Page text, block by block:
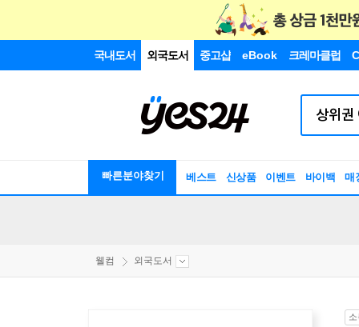
국내도서 외국도서 중고샵 eBook 크레마클럽
빠른분야찾기 베스트 신상품 이벤트 바이백 매
웰컴 외국도서